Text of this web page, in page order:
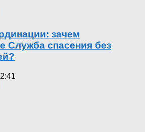
зачем
Служба спасения без